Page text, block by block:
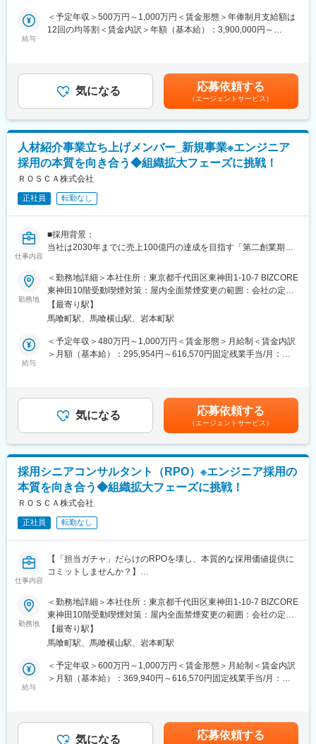
チームの垣根を越えて面談に同席するなど、組織全体で成果を追
求します。
当社は「挑戦する人」を支えるため、人材紹介やメディア運営を
展開しています。
日本最大級の社員クチコミサイト「OpenWork」のグループ企業
です。
独自の経営者ネットワークを保有し、国内有数の実績を誇りま
す。
■はたらき方/環境
成果に応じたインセンティブ制度があり、高年収を実現できる環
す。
経営層との接点が多く、ビジネスパーソンとしての視座が高まり
変更の範囲：会社の定める業務
■ミッション
企業の本質的な人事・組織課題を捉え、最適な解決策を設計・実
顧客の事業成長に直接インパクトを与える役割です。
・ご提案…解決策や人材育成に関する、長期的な計画の提案をし
ます。
・導入と効果検証…講師、評価制度構築のコンサルタントも入っ
ていただきながら、サービスのフォローを実施します。
■取引先
当社提携先からのご紹介や、WEBマーケ／インサイドセールス経
由のリード、
テレアポやお客様からのご紹介、セミナー集客、異業種交流会の
他、グループ会社からの紹介など多様です。
■サービス例について
フェーズごとに合わせて、様々なコンサルティングが可能です。
・人事制度構築…評価制度、社内教育制度構築、マニュアル作成
サービス
ドシステム
・サーベイ…従業員満足度調査、資格検定 ※詳しくは、以下の動
現在H&Gは第二創業期を迎えており、成果と志向に応じ、リーダ
ーやマネジメント、新規事業準備への参画も可能です。
年功序列ではなく、実績をもとに役割が広がります。
■企業の特徴
「人が変われば、未来が変わる！」を理念に、人財育成を通じた
経営支援を実践しております。
マクドナルド・ユニクロで教育責任者を務めた有本の知見を起点
に、HRのプラットフォーマーとして進化を続けています。
給与
＜予定年収＞500万円～1,000万円＜賃金形態＞年俸制月支給額は
12回の均等割＜賃金内訳＞年額（基本給）：3,900,000円～
給有無＞有＜残業手当＞有＜給与補足＞※給与詳細は前職給与・経
験・能力などを考慮し相談の上決定します。■給与改定：年1回
（6月）※次年度年収は前年度の業績と個人評価から算定賃金はあ
くまでも目安の金額であり、選考を通じて上下する可能性があり
ます。月給(月額)は固定手当を含めた表記です。
気になる 応募依頼する
（エージェントサービス）
人材紹介事業立ち上げメンバー_新規事業※エンジニア
採用の本質を向き合う◆組織拡大フェーズに挑戦！
ＲＯＳＣＡ株式会社
正社員 転勤なし
仕事内容
■採用背景：
当社は2030年までに売上100億円の達成を目指す「第二創業期」
え、2024年に始動したRPO事業も順調に立ち上がり、会社として
の基盤は固まってきました。
次の柱として見据えているのは、既存クライアントから要望の多
い「エンジニア（IT）以外の領域」への展開です。まさに今、代
表の田原が自ら動いて市場検証（PoC）をスタートさせたばかり
の状態です。
しながら手探りで検証を進めており、この「0→1」のプロセスを
一緒に実働して、形にしてくれるメンバーを募集します。決めら
れたレールを走るのではなく、代表のすぐ隣で、試行錯誤しなが
■業務内容：
新設する「人材紹介事業部（非エンジニア領域）」のスターティ
ングメンバーとして、企業・候補者の両方を担当する「両面型エ
ージェント」業務をお任せします。
両面型コンサルタントとして、以下の業務を一貫して担当してい
ただきます。
・リクルーティングアドバイザー（RA）業務
└求人開拓・深耕：既存クライアントを中心に、非エンジニア職
種（営業、PM、コーポレート等）の採用ニーズをヒアリング。
されていない「真に求める人物像」をクライアントと共に策定。
└選考プロセス管理：推薦、面接調整、選考後のフィードバック
回収、条件交渉、内定承諾までのフォロー。
・キャリアアドバイザー（CA）業務
候補者へのアプローチ
└キャリアカウンセリング：候補者の経歴だけでなく、価値観や
・事業立ち上げに関連する業務
勤務地
＜勤務地詳細＞本社住所：東京都千代田区東神田1-10-7 BIZCORE
東神田10階受動喫煙対策：屋内全面禁煙変更の範囲：会社の定め
る事業所
【最寄り駅】
馬喰町駅、馬喰横山駅、岩本町駅
給与
＜予定年収＞480万円～1,000万円＜賃金形態＞月給制＜賃金内訳
＞月額（基本給）：295,954円～616,570円固定残業手当/月：
給与は経験や実績、現職年収を考慮のうえ決定します※半年に1回
評価タイミングがあります賃金はあくまでも目安の金額であり、
選考を通じて上下する可能性があります。月給(月額)は固定手当を
含めた表記です。
気になる 応募依頼する
（エージェントサービス）
採用シニアコンサルタント（RPO）※エンジニア採用の
本質を向き合う◆組織拡大フェーズに挑戦！
ＲＯＳＣＡ株式会社
正社員 転勤なし
仕事内容
【「担当ガチャ」だらけのRPOを壊し、本質的な採用価値提供に
コミットしませんか？】
■採用背景：
当社の強みは、他社には真似できない「完全成果報酬型」のRPO
を実現している点にあります。月額料金をいただかないこのモデ
ルを支えるのは、1社に対する圧倒的なリソース投下です。シニア
コンサルタント・コンサルタント・アシスタントの「3人1組」で
1つのプロジェクトを担当し、一人あたりの掛け持ち案件を「最大
3件」にまで厳選。徹底した密度で採用に向き合うからこそ、結果
【強力なコアメンバー】
・取締役兼事業責任者 鈴木 昂志
勤務地
＜勤務地詳細＞本社住所：東京都千代田区東神田1-10-7 BIZCORE
東神田10階受動喫煙対策：屋内全面禁煙変更の範囲：会社の定め
る事業所
【最寄り駅】
馬喰町駅、馬喰横山駅、岩本町駅
給与
＜予定年収＞600万円～1,000万円＜賃金形態＞月給制＜賃金内訳
＞月額（基本給）：369,940円～616,570円固定残業手当/月：
給与は経験や実績、現職年収を考慮のうえ決定します※半年に1回
評価タイミングがあります賃金はあくまでも目安の金額であり、
気になる 応募依頼する